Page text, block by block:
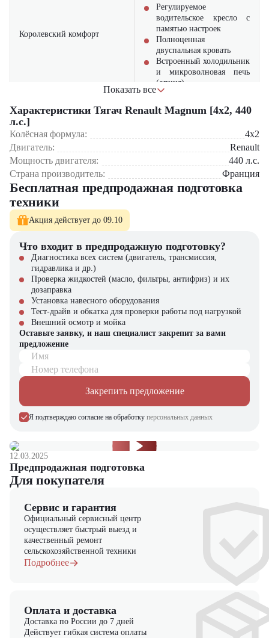
Королевский комфорт
Регулируемое
водительское кресло с
памятью настроек
Полноценная
двуспальная кровать
Встроенный холодильник
и микроволновая печь
(опция)
Мощь и надежность
Двигатель с
увеличенным до 1,5 млн
Усиленная рама с
защитой от коррозии
Экономическая выгода
До 10% экономии
топлива благодаря
оптимизированной
вторичном рынке
Сферы применения:
Международные автоперевозки
Перевозка ценных и хрупких грузов
Рефрижераторные перевозки
Работа в составе автопоездов
Как официальный дилер Renault Trucks, мы предлагаем:
Гарантию 2 года без ограничения пробега
Круглосуточную сервисную поддержку
Renault Magnum – не просто грузовик, это стиль жизни настоящего
дальнобойщика!
Показать все
Характеристики Тягач Renault Magnum [4x2, 440
л.с.]
Колёсная формула:
4x2
Двигатель:
Renault
Мощность двигателя:
440 л.с.
Страна производитель:
Франция
Бесплатная предпродажная подготовка
техники
Акция действует до 09.10
Что входит в предпродажную подготовку?
Диагностика всех систем (двигатель, трансмиссия,
гидравлика и др.)
Проверка жидкостей (масло, фильтры, антифриз) и их
дозаправка
Установка навесного оборудования
Тест-драйв и обкатка для проверки работы под нагрузкой
Внешний осмотр и мойка
Оставьте заявку, и наш специалист закрепит за вами
предложение
Имя
Номер телефона
Закрепить предложение
Я подтверждаю согласие на обработку персональных данных
12.03.2025
Предпродажная подготовка
Для покупателя
Сервис и гарантия
Официальный сервисный центр
осуществляет быстрый выезд и
качественный ремонт
сельскохозяйственной техники
Подробнее
Оплата и доставка
Доставка по России до 7 дней
Действует гибкая система оплаты